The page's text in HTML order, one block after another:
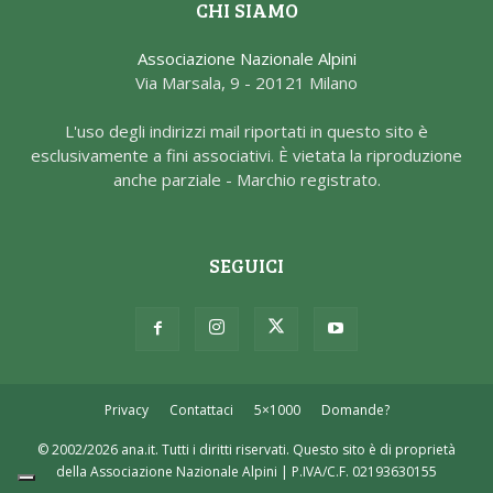
CHI SIAMO
Associazione Nazionale Alpini
Via Marsala, 9 - 20121 Milano
L'uso degli indirizzi mail riportati in questo sito è
esclusivamente a fini associativi. È vietata la riproduzione
anche parziale - Marchio registrato.
SEGUICI
Privacy Contattaci 5×1000 Domande?
© 2002/2026 ana.it. Tutti i diritti riservati. Questo sito è di proprietà
della Associazione Nazionale Alpini | P.IVA/C.F. 02193630155